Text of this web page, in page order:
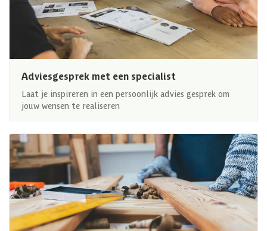
Adviesgesprek met een specialist
Laat je inspireren in een persoonlijk advies gesprek om
jouw wensen te realiseren